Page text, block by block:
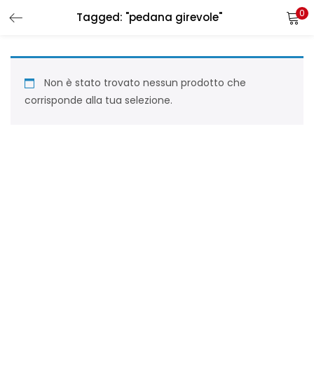
Tagged: "pedana girevole" 0
Non è stato trovato nessun prodotto che
corrisponde alla tua selezione.
LOGIN REGISTER